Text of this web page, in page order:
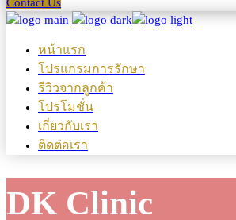
หน้าแรก
โปรแกรมการรักษา
รีวิวจากลูกค้า
โปรโมชั่น
เกี่ยวกับเรา
ติดต่อเรา
DK Clinic